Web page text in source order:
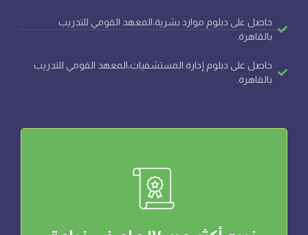
حاصل على دبلوم موارد بشرية،المعهد القومي للتدريب
بالقاهرة.
حاصل على دبلوم إدارة المستشفيات،المعهد القومي للتدريب
بالقاهرة.